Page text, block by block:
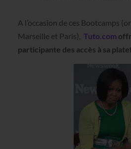
A l’occasion de ces Bootcamps
Marseille et Paris), Tuto.com
participante des accès à sa